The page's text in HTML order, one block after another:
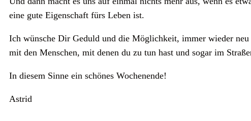
eine gute Eigenschaft fürs Leben ist.
Ich wünsche Dir Geduld und die Möglichkeit, immer wieder
mit den Menschen, mit denen du zu tun hast und sogar im
In diesem Sinne ein schönes Wochenende!
Astrid